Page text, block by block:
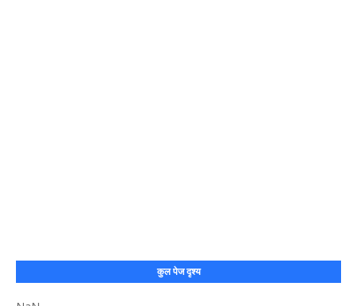
कुल पेज दृश्य